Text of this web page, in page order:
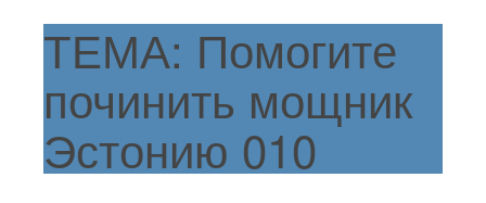
ТЕМА: Помогите
починить мощник
Эстонию 010